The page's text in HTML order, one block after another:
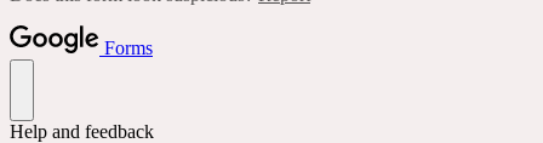
Forms
Help and feedback